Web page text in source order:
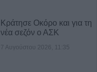
Κράτησε Οκόρο και για τη
νέα σεζόν ο ΑΣΚ
7 Αυγούστου 2026, 11:35